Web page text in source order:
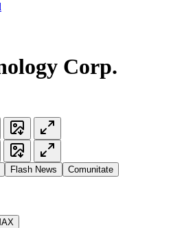
Corp.
Flash News Comunitate